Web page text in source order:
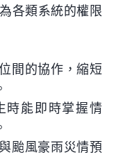
各類系統的權限
間的協作，縮短
時能即時掌握情
颱風豪雨災情預